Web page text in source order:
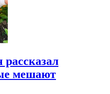
мешают